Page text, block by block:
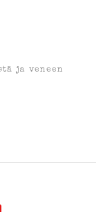
ja veneen